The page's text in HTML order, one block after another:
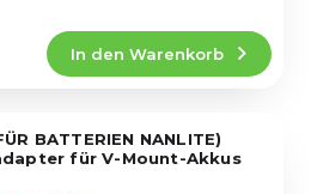
In den Warenkorb
BATTERIEN NANLITE)
für V-Mount-Akkus